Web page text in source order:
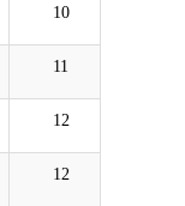
10
11
12
12